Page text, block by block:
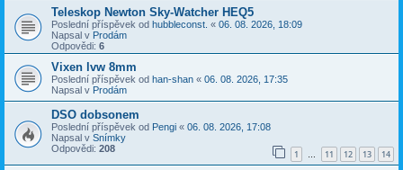
Teleskop Newton Sky-Watcher HEQ5
Poslední příspěvek od hubbleconst. « 06. 08. 2026, 18:09
Napsal v Prodám
Odpovědi: 6
Vixen lvw 8mm
Poslední příspěvek od han-shan « 06. 08. 2026, 17:35
Napsal v Prodám
DSO dobsonem
Poslední příspěvek od Pengi « 06. 08. 2026, 17:08
Napsal v Snímky
Odpovědi: 208 1 … 11 12 13 14